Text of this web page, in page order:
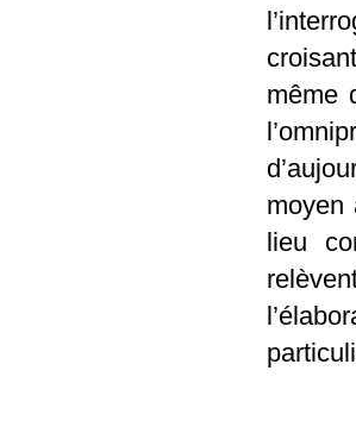
même
moyen
lieu